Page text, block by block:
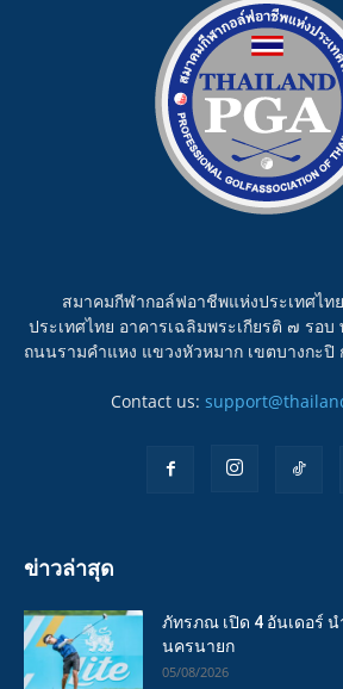
สมาคมกีฬากอล์ฟอาชีพแห่งประเทศไท
ประเทศไทย อาคารเฉลิมพระเกียรติ ๗ รอ
ถนนรามคำแหง แขวงหัวหมาก เขตบางกะปิ
Contact us:
ข่าวล่าสุด
ภัทรภณ เปิด 4 อันเดอร์
นครนายก
05/08/2026